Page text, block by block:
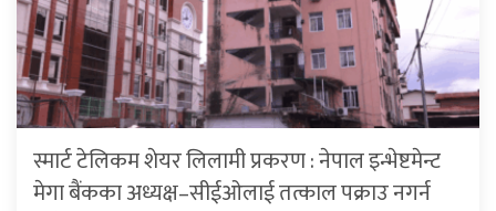
स्मार्ट टेलिकम शेयर लिलामी प्रकरण : नेपाल इन्भेष्टमेन्ट
मेगा बैंकका अध्यक्ष–सीईओलाई तत्काल पक्राउ नगर्न